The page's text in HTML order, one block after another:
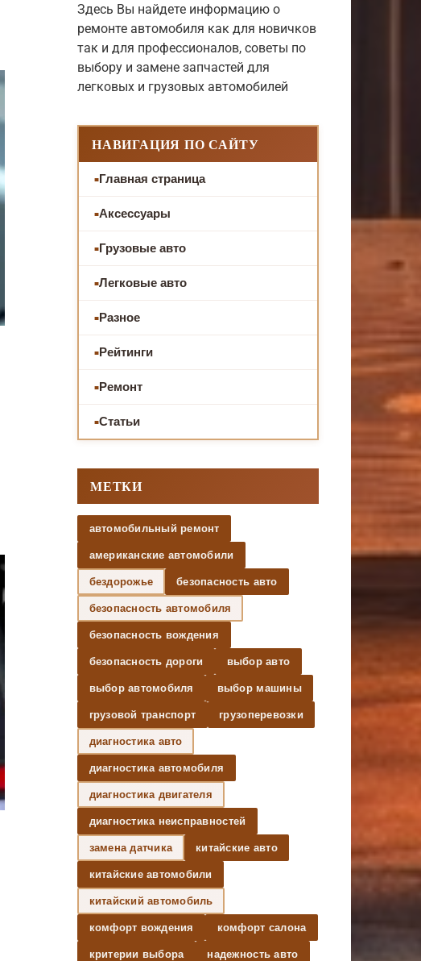
Здесь Вы найдете информацию о
ремонте автомобиля как для новичков
так и для профессионалов, советы по
выбору и замене запчастей для
легковых и грузовых автомобилей
НАВИГАЦИЯ ПО САЙТУ
Главная страница
Аксессуары
Грузовые авто
Легковые авто
Разное
Рейтинги
Ремонт
Статьи
МЕТКИ
автомобильный ремонт
американские автомобили
бездорожье безопасность авто
безопасность автомобиля
безопасность вождения
безопасность дороги выбор авто
выбор автомобиля выбор машины
грузовой транспорт грузоперевозки
диагностика авто
диагностика автомобиля
диагностика двигателя
диагностика неисправностей
замена датчика китайские авто
китайские автомобили
китайский автомобиль
комфорт вождения комфорт салона
критерии выбора надежность авто